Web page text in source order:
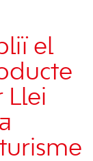
el
Llei